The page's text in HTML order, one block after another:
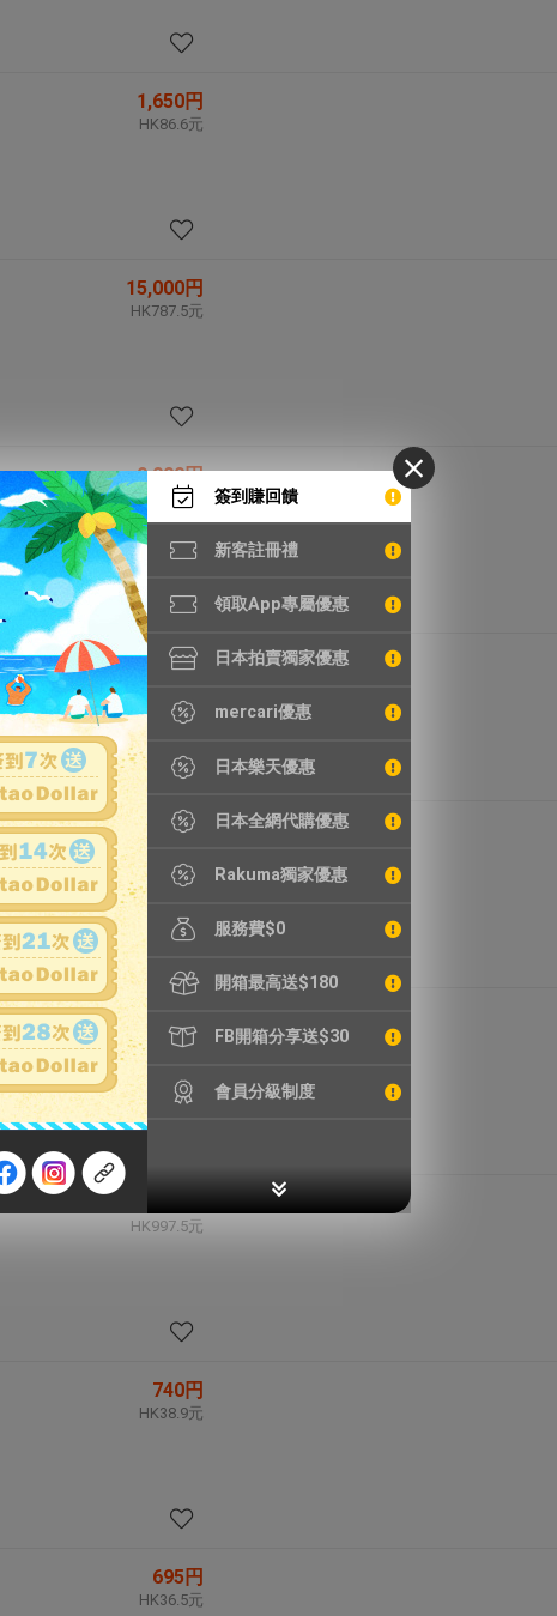
簽到賺回饋
新客註冊禮
領取App專屬優惠
日本拍賣獨家優惠
mercari優惠
日本樂天優惠
日本全網代購優惠
Rakuma獨家優惠
服務費$0
開箱最高送$180
FB開箱分享送$30
會員分級制度
1,650円
HK86.6元
15,000円
HK787.5元
9,000円
HK472.5元
3,592円
1,695円
HK89.0元
7,500円
HK393.8元
HK997.5元
740円
HK38.9元
695円
HK36.5元